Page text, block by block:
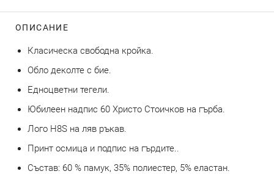
ОПИСАНИЕ
Класическа свободна кройка.
Обло деколте с бие.
Едноцветни тегели.
Юбилеен надпис 60 Христо Стоичков на гърба.
Лого H8S на ляв ръкав.
Принт осмица и подпис на гърдите..
Състав: 60 % памук, 35% полиестер, 5% еластан.